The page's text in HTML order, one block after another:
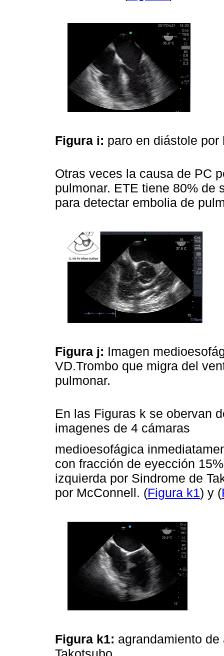
Figura i: paro en diástole
Otras veces la causa de PC
pulmonar. ETE tiene 80% de
para detectar embolia de
Figura j: Imagen
VD.Trombo que migra del
pulmonar.
En las Figuras k se obervan
imagenes de 4 cámaras
medioesofágica
con fracción de eyección
izquierda por Sindrome de
por McConnell. (Figura k1) y (
Figura k1: agrandamiento